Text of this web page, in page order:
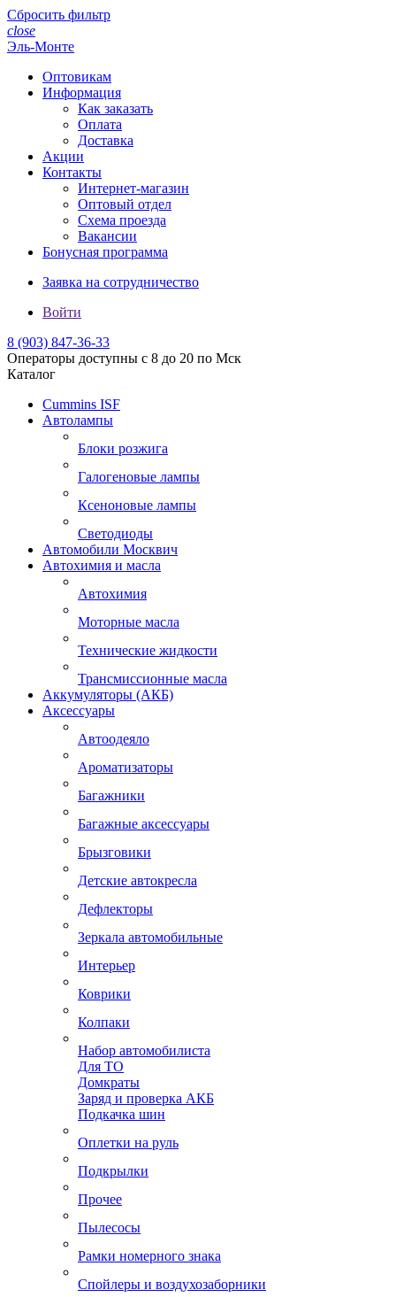
Сбросить фильтр
close
Эль-Монте
Оптовикам
Информация
Как заказать
Оплата
Доставка
Акции
Контакты
Интернет-магазин
Оптовый отдел
Схема проезда
Вакансии
Бонусная программа
Заявка на сотрудничество
Войти
8 (903) 847-36-33
Операторы доступны с 8 до 20 по Мск
Каталог
Cummins ISF
Автолампы
Блоки розжига
Галогеновые лампы
Ксеноновые лампы
Светодиоды
Автомобили Москвич
Автохимия и масла
Автохимия
Моторные масла
Технические жидкости
Трансмиссионные масла
Аккумуляторы (АКБ)
Аксессуары
Автоодеяло
Ароматизаторы
Багажники
Багажные аксессуары
Брызговики
Детские автокресла
Дефлекторы
Зеркала автомобильные
Интерьер
Коврики
Колпаки
Набор автомобилиста
Для ТО
Домкраты
Заряд и проверка АКБ
Подкачка шин
Оплетки на руль
Подкрылки
Прочее
Пылесосы
Рамки номерного знака
Спойлеры и воздухозаборники